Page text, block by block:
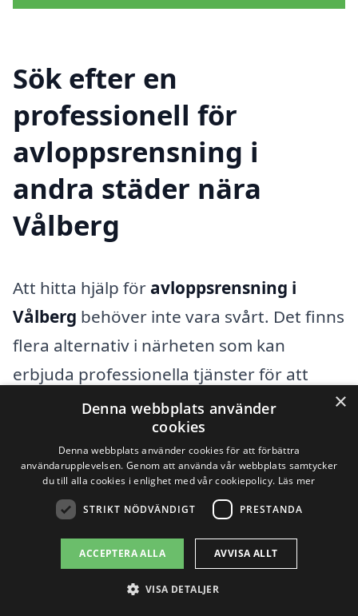
Sök efter en
professionell för
avloppsrensning i
andra städer nära
Vålberg
Att hitta hjälp för avloppsrensning i
Vålberg behöver inte vara svårt. Det finns
flera alternativ i närheten som kan
erbjuda professionella tjänster för att
säkerställa att ditt avlopp fungerar som
det ska. Genom att använda vår plattform
kan du enkelt jämföra olika företag och få
offert på avloppsrensning. Här är några
av fördelarna med att välja en
professionell tjänst:
Expertis: Professionella företag har
×
Denna webbplats använder
cookies
Denna webbplats använder cookies för att förbättra
användarupplevelsen. Genom att använda vår webbplats samtycker
du till alla cookies i enlighet med vår cookiepolicy. Läs mer
STRIKT NÖDVÄNDIGT PRESTANDA
ACCEPTERA ALLA AVVISA ALLT
VISA DETALJER